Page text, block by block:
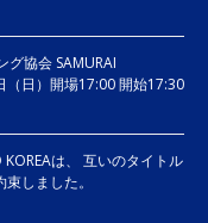
グ協会 SAMURAI
（日）開場17:00 開始17:30
は、 互いのタイトル
しました。